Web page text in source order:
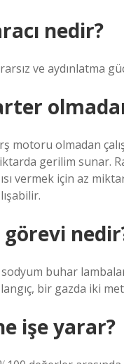
nedir?
ve aydınlatma
olmadan
olmadan
gerilim sunar.
vermek için az
sodyum buhar
bir gazda iki
işe yarar?